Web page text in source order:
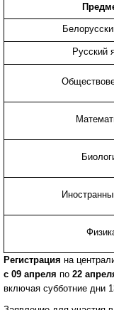
Русский
Регистрация на
с 09 апреля по 22
включая субботние дни